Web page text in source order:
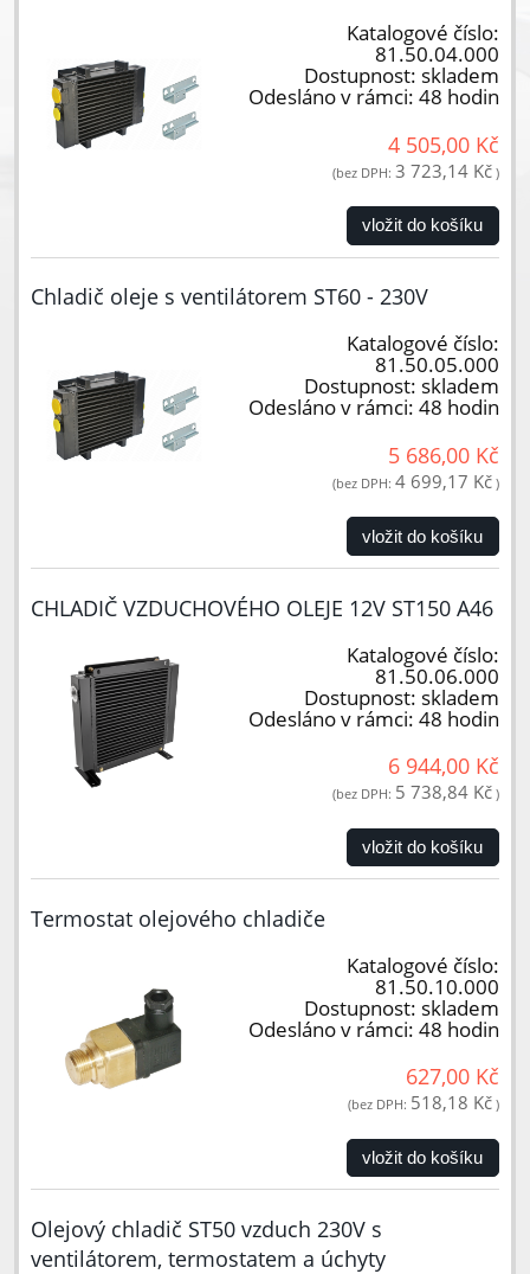
Katalogové číslo:
81.50.04.000
Dostupnost: skladem
Odesláno v rámci: 48 hodin
4 505,00 Kč
(bez DPH: 3 723,14 Kč )
vložit do košíku
Chladič oleje s ventilátorem ST60 - 230V
Katalogové číslo:
81.50.05.000
Dostupnost: skladem
Odesláno v rámci: 48 hodin
5 686,00 Kč
(bez DPH: 4 699,17 Kč )
vložit do košíku
CHLADIČ VZDUCHOVÉHO OLEJE 12V ST150 A46
Katalogové číslo:
81.50.06.000
Dostupnost: skladem
Odesláno v rámci: 48 hodin
6 944,00 Kč
(bez DPH: 5 738,84 Kč )
vložit do košíku
Termostat olejového chladiče
Katalogové číslo:
81.50.10.000
Dostupnost: skladem
Odesláno v rámci: 48 hodin
627,00 Kč
(bez DPH: 518,18 Kč )
vložit do košíku
Olejový chladič ST50 vzduch 230V s
ventilátorem, termostatem a úchyty